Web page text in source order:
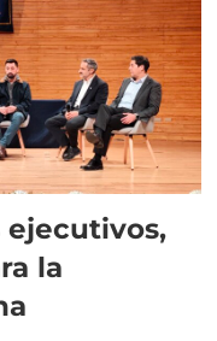
ejecutivos,
la